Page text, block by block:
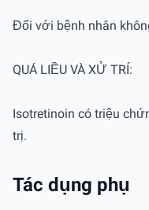
Đối với bệnh nhân
QUÁ LIỀU VÀ XỬ TRÍ:
Isotretinoin có triệu
trị.
Tác dụng phụ